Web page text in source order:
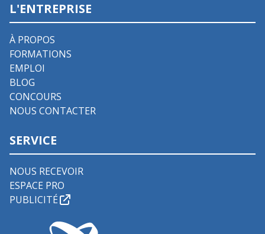
L'ENTREPRISE
À PROPOS
FORMATIONS
EMPLOI
BLOG
CONCOURS
NOUS CONTACTER
SERVICE
NOUS RECEVOIR
ESPACE PRO
PUBLICITÉ